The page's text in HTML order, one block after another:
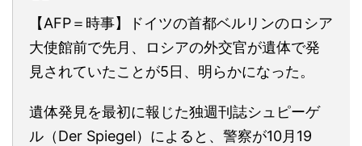
【AFP＝時事】ドイツの首都ベルリンのロシア
大使館前で先月、ロシアの外交官が遺体で発
見されていたことが5日、明らかになった。
遺体発見を最初に報じた独週刊誌シュピーゲ
ル（Der Spiegel）によると、警察が10月19